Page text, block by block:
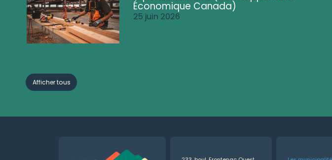
Économique Canada)
25 juin 2026
Afficher tous